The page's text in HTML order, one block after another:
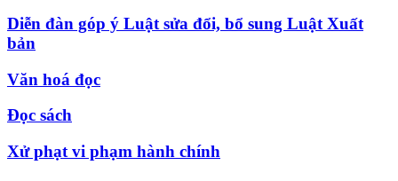
Diễn đàn góp ý Luật sửa đổi, bổ sung Luật Xuất
bản
Văn hoá đọc
Đọc sách
Xử phạt vi phạm hành chính